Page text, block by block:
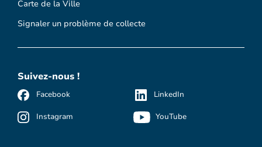
Carte de la Ville
Signaler un problème de collecte
Suivez-nous !
Facebook
Instagram
LinkedIn
YouTube